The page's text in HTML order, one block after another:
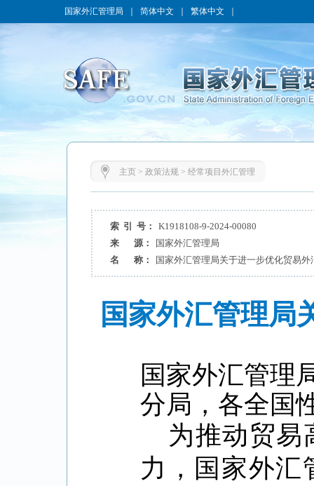
国家外汇管理局 简体中文 繁体中文
主页> 政策法规> 经常项目外汇管理
索 引 号：
K1918108-9-2024-00080
来 源：
国家外汇管理局
名 称：
国家外汇管理局关于进一步优化贸易外
国家外汇管理局
国家外汇管理
分局，各全国
为推动贸易
力，国家外汇